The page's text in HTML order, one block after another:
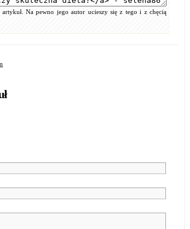
artykuł. Na pewno jego autor ucieszy się z tego i z chęcią